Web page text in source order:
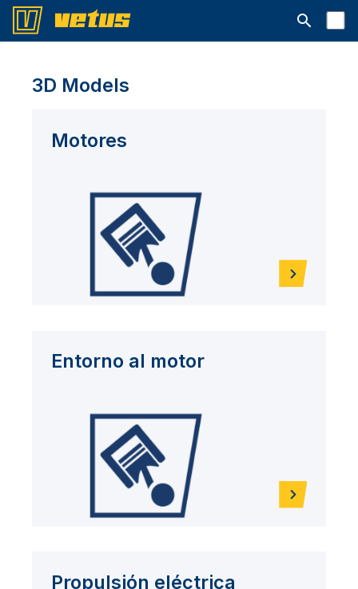
Abrir la
3D Models
Motores
Entorno al motor
Propulsión eléctrica